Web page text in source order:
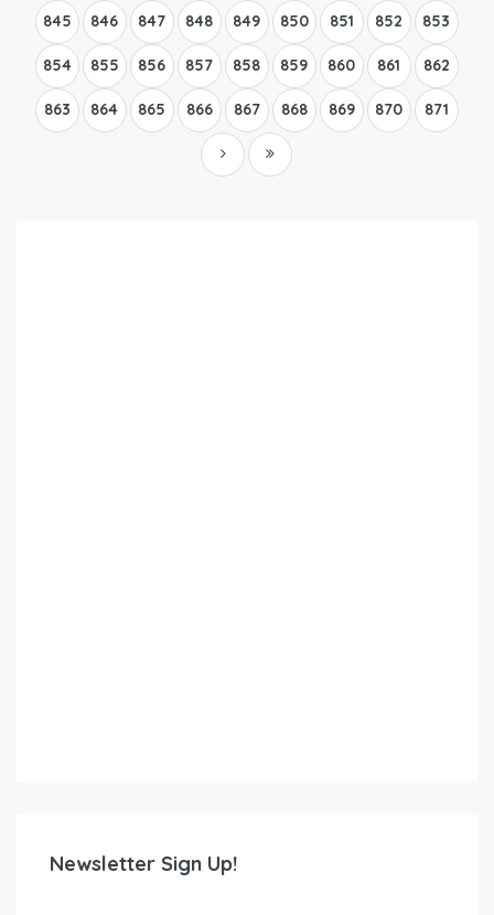
845 846 847 848 849 850 851 852 853
854 855 856 857 858 859 860 861 862
863 864 865 866 867 868 869 870 871
Newsletter Sign Up!